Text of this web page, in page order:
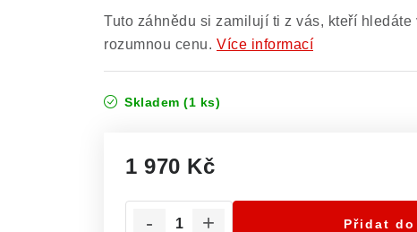
Tuto záhnědu si zamilují ti z vás, kteří hledáte
rozumnou cenu. Více informací
Skladem (1 ks)
1 970 Kč
Přidat